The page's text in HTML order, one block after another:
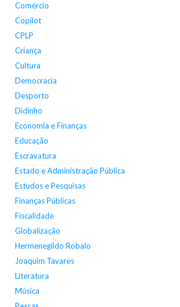
Comércio
Copilot
CPLP
Criança
Cultura
Democracia
Desporto
Didinho
Economia e Finanças
Educação
Escravatura
Estado e Administração Pública
Estudos e Pesquisas
Finanças Públicas
Fiscalidade
Globalização
Hermenegildo Robalo
Joaquim Tavares
Literatura
Música